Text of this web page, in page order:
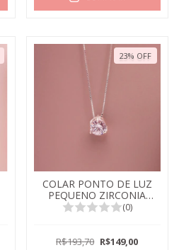
23% OFF
COLAR PONTO DE LUZ
PEQUENO ZIRCONIA
CRISTAL (0)
R$193,70 R$149,00